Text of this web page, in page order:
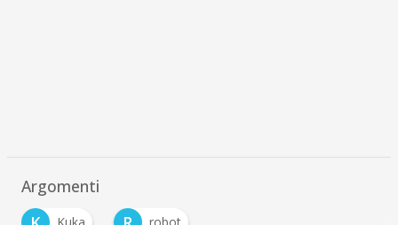
Argomenti